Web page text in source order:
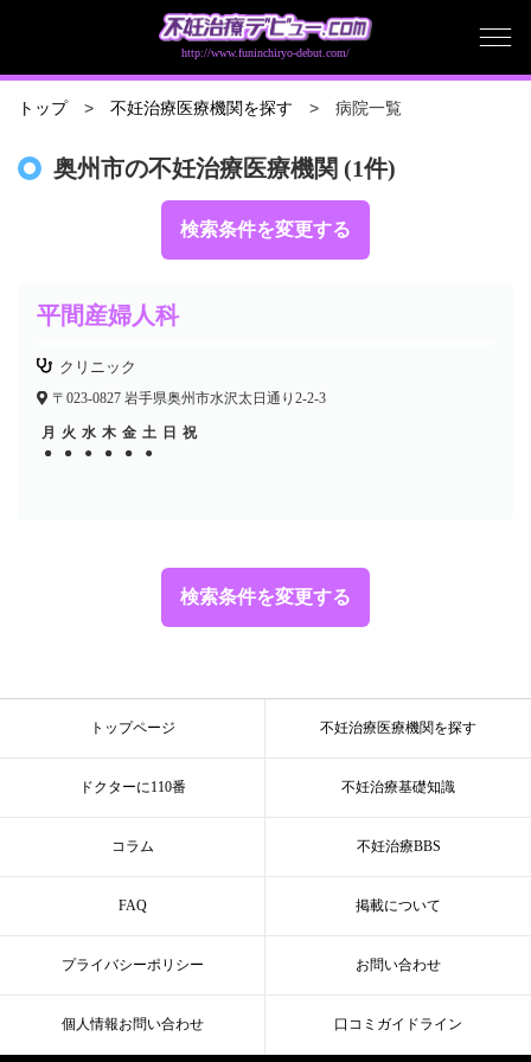
http://www.funinchiryo-debut.com/
トップ 不妊治療医療機関を探す 病院一覧
検索条件を変更する
奥州市の不妊治療医療機関 (1件)
検索条件を変更する
平間産婦人科
クリニック
〒023-0827 岩手県奥州市水沢太日通り2-2-3
月 火 水 木 金 土 日 祝
●
● ● ● ● ●
● ● ● ●
トップページ 不妊治療医療機関を探す
ドクターに110番 不妊治療基礎知識
コラム 不妊治療BBS
FAQ 掲載について
プライバシーポリシー お問い合わせ
個人情報お問い合わせ 口コミガイドライン